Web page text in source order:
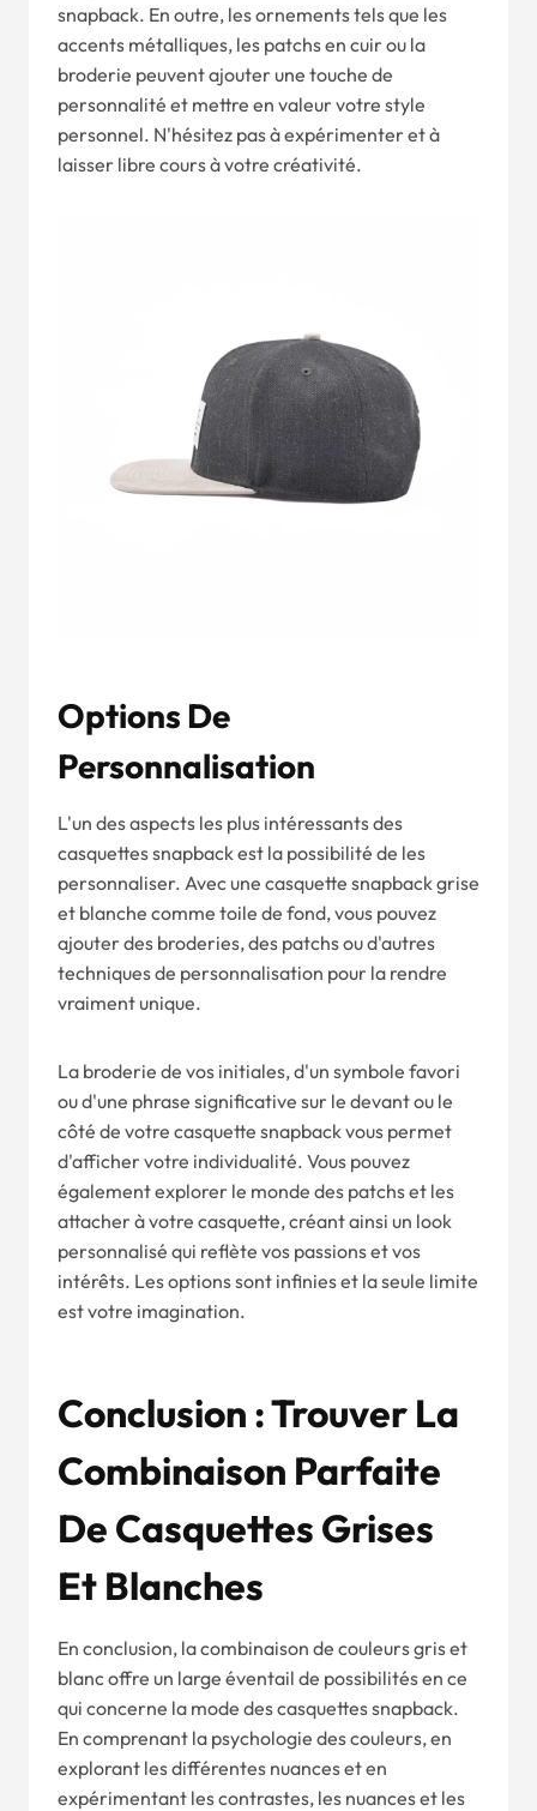
snapback. En outre, les ornements tels que les
accents métalliques, les patchs en cuir ou la
broderie peuvent ajouter une touche de
personnalité et mettre en valeur votre style
personnel. N'hésitez pas à expérimenter et à
laisser libre cours à votre créativité.
Options De
Personnalisation
L'un des aspects les plus intéressants des
casquettes snapback est la possibilité de les
personnaliser. Avec une casquette snapback grise
et blanche comme toile de fond, vous pouvez
ajouter des broderies, des patchs ou d'autres
techniques de personnalisation pour la rendre
vraiment unique.
La broderie de vos initiales, d'un symbole favori
ou d'une phrase significative sur le devant ou le
côté de votre casquette snapback vous permet
d'afficher votre individualité. Vous pouvez
également explorer le monde des patchs et les
attacher à votre casquette, créant ainsi un look
personnalisé qui reflète vos passions et vos
intérêts. Les options sont infinies et la seule limite
est votre imagination.
Conclusion : Trouver La
Combinaison Parfaite
De Casquettes Grises
Et Blanches
En conclusion, la combinaison de couleurs gris et
blanc offre un large éventail de possibilités en ce
qui concerne la mode des casquettes snapback.
En comprenant la psychologie des couleurs, en
explorant les différentes nuances et en
expérimentant les contrastes, les nuances et les